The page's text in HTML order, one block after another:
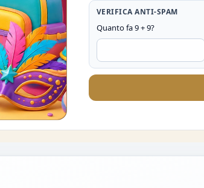
VERIFICA ANTI-SPAM
Quanto fa 9 + 9?